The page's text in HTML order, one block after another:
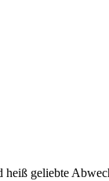
geliebte